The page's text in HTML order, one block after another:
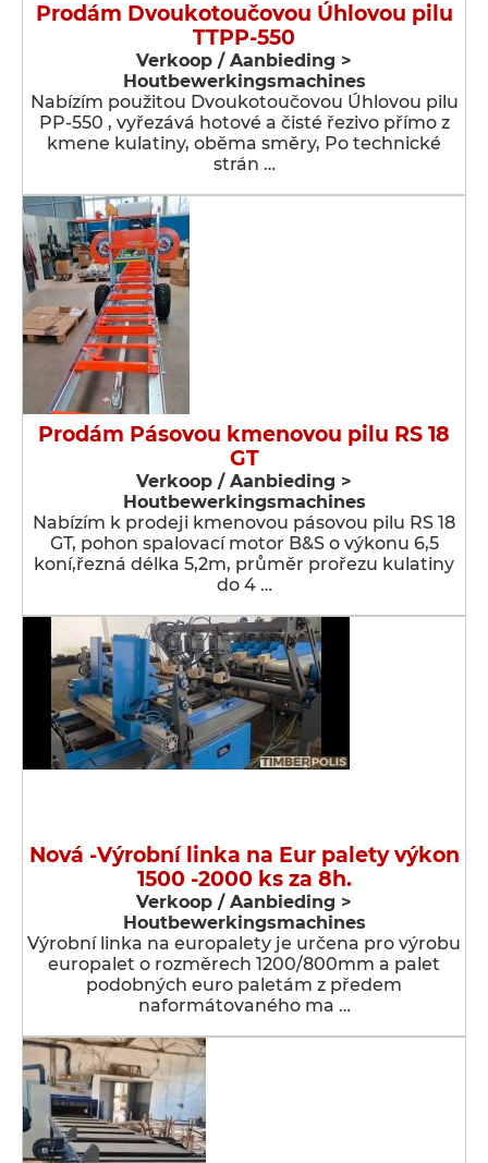
Prodám Dvoukotoučovou Úhlovou pilu
TTPP-550
Verkoop / Aanbieding >
Houtbewerkingsmachines
Nabízím použitou Dvoukotoučovou Úhlovou pilu
PP-550 , vyřezává hotové a čisté řezivo přímo z
kmene kulatiny, oběma směry, Po technické
strán …
Prodám Pásovou kmenovou pilu RS 18
GT
Verkoop / Aanbieding >
Houtbewerkingsmachines
Nabízím k prodeji kmenovou pásovou pilu RS 18
GT, pohon spalovací motor B&S o výkonu 6,5
koní,řezná délka 5,2m, průměr prořezu kulatiny
do 4 …
Nová -Výrobní linka na Eur palety výkon
1500 -2000 ks za 8h.
Verkoop / Aanbieding >
Houtbewerkingsmachines
Výrobní linka na europalety je určena pro výrobu
europalet o rozměrech 1200/800mm a palet
podobných euro paletám z předem
naformátovaného ma …